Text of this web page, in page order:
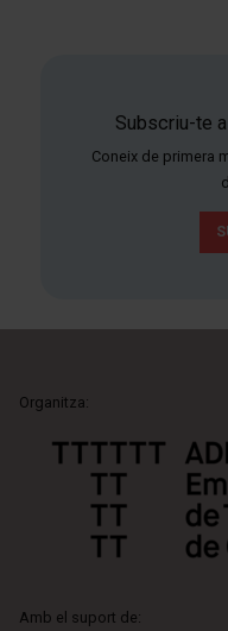
Subscriu-te
Coneix de primera
Organitza:
Amb el suport de: